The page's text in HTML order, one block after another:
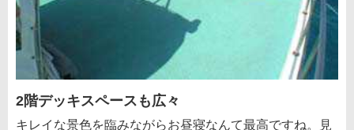
2階デッキスペースも広々
キレイな景色を臨みながらお昼寝なんて最高ですね。見